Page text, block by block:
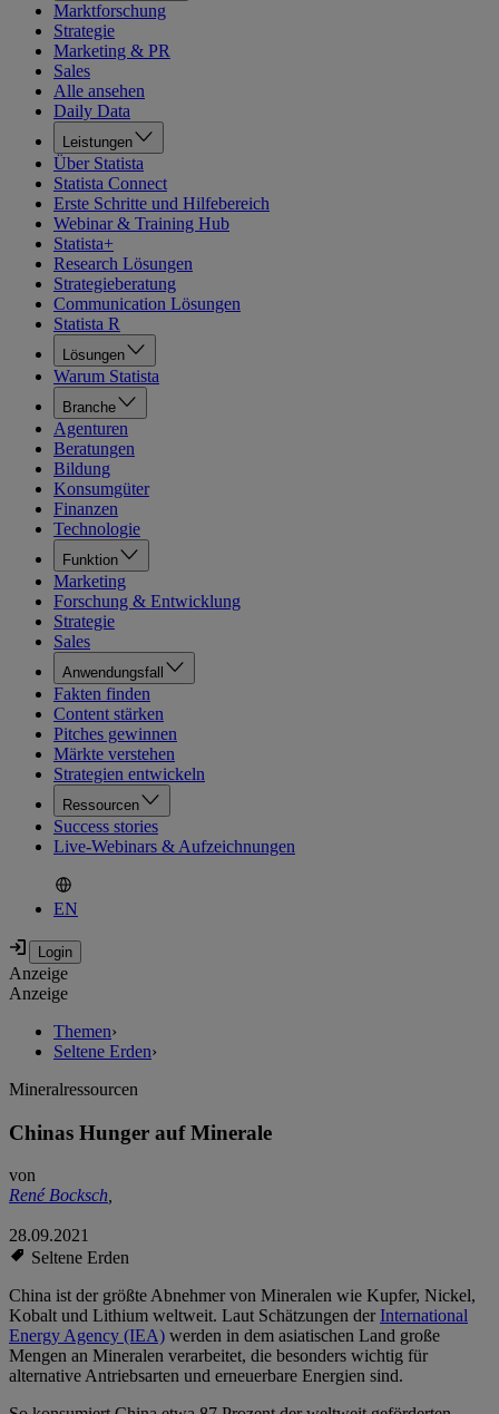
Marktforschung
Strategie
Marketing & PR
Sales
Alle ansehen
Daily Data
Leistungen
Über Statista
Statista Connect
Erste Schritte und Hilfebereich
Webinar & Training Hub
Statista+
Research Lösungen
Strategieberatung
Communication Lösungen
Statista R
Lösungen
Warum Statista
Branche
Agenturen
Beratungen
Bildung
Konsumgüter
Finanzen
Technologie
Funktion
Marketing
Forschung & Entwicklung
Strategie
Sales
Anwendungsfall
Fakten finden
Content stärken
Pitches gewinnen
Märkte verstehen
Strategien entwickeln
Ressourcen
Success stories
Live-Webinars & Aufzeichnungen
EN
Anzeige
Anzeige
Themen›
Seltene Erden›
Mineralressourcen
Chinas Hunger auf Minerale
von
René Bocksch,
28.09.2021
Seltene Erden
China ist der größte Abnehmer von Mineralen wie Kupfer, Nickel,
Kobalt und Lithium weltweit. Laut Schätzungen derInternational
Energy Agency (IEA) werden in dem asiatischen Land große
Mengen an Mineralen verarbeitet, die besonders wichtig für
alternative Antriebsarten und erneuerbare Energien sind.